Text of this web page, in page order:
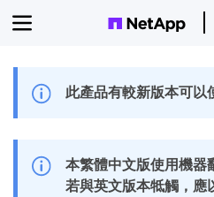
此產品有較新版本可以
本繁體中文版使用機器
若與英文版本牴觸，應